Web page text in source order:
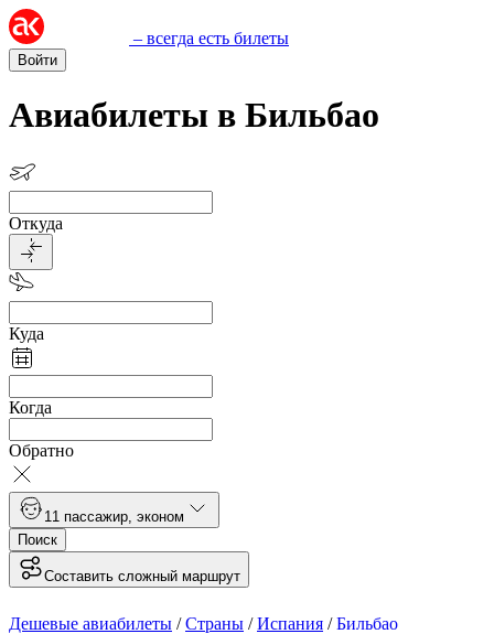
– всегда есть билеты
Войти
Авиабилеты в Бильбао
Откуда
Куда
Когда
Обратно
1 1 пассажир эконом
Поиск
Составить сложный маршрут
Дешевые авиабилеты /Страны /Испания /Бильбао